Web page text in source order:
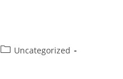
PostUncategorized